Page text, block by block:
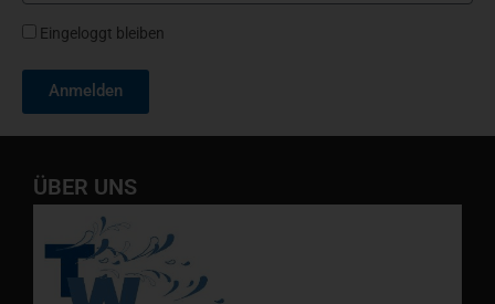
Eingeloggt bleiben
Anmelden
ÜBER UNS